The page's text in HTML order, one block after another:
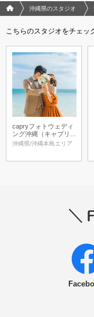
フォトウエディング/結婚写
沖縄県のスタジオ
こちらのスタジオをチェッ
capryフォトウェディ
ング沖縄（キャプリィ
フォトウェディング沖
沖縄県/沖縄本島エリア